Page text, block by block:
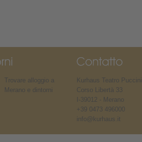
Trovare alloggio a
Merano e dintorni
Kurhaus Teatro Puccini
Corso Libertà 33
I-39012 - Merano
+39 0473 496000
info@kurhaus.it